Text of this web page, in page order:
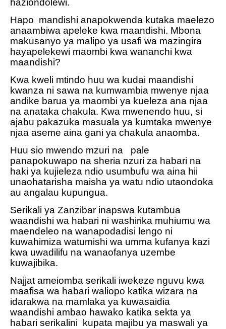
haziondolewi.
Hapo mandishi anapokwenda kutaka maelezo
anaambiwa apeleke kwa maandishi. Mbona
makusanyo ya malipo ya usafi wa mazingira
hayapelekewi maombi kwa wananchi kwa
maandishi?
Kwa kweli mtindo huu wa kudai maandishi
kwanza ni sawa na kumwambia mwenye njaa
andike barua ya maombi ya kueleza ana njaa
na anataka chakula. Kwa mwenendo huu, si
ajabu pakazuka masuala ya kumtaka mwenye
njaa aseme aina gani ya chakula anaomba.
Huu sio mwendo mzuri na
pale
panapokuwapo na sheria nzuri za habari na
haki ya kujieleza ndio usumbufu wa aina hii
unaohatarisha maisha ya watu ndio utaondoka
au angalau kupungua.
Serikali ya Zanzibar inapswa kutambua
waandishi wa habari ni washirika muhiumu wa
maendeleo na wanapodadisi lengo ni
kuwahimiza watumishi wa umma kufanya kazi
kwa uwadilifu na wanaofanya uzembe
kuwajibika.
Najjat ameiomba serikali iwekeze nguvu kwa
maafisa wa habari waliopo katika wizara na
idarakwa na mamlaka ya kuwasaidia
waandishi ambao hawako katika sekta ya
habari serikalini
kupata majibu ya maswali ya